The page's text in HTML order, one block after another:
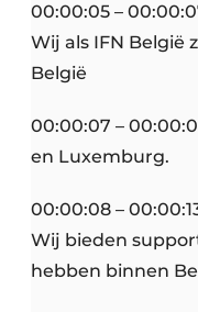
00:00:05 –
Wij als IFN België
België
00:00:07 –
en Luxemburg.
00:00:08 –
Wij bieden
hebben binnen